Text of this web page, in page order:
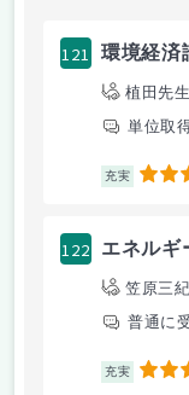
121 環境経済
植田先生
単位取
充実 5
122 エネルギ
笠原三
普通に
充実 3